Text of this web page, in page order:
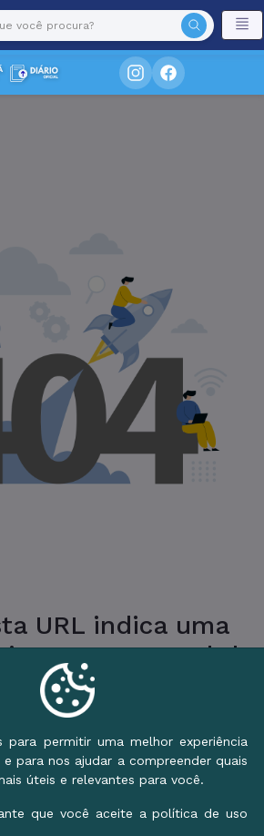
URL indica uma
no Portal da
Prefeitura.
ou vá para o Início e use o
de Serviços.
para permitir uma melhor experiência
para nos ajudar a compreender quais
úteis e relevantes para você.
que você aceite a política de uso